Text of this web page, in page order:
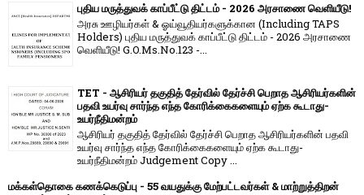
புதிய மருத்துவக் காப்பீட்டு திட்டம் - 2026 அரசாணை வெளியீடு!
அரசு ஊழியர்கள் & ஓய்வூதியர்களுக்கான (Including TAPS
Holders) புதிய மருத்துவக் காப்பீட்டு திட்டம் - 2026 அரசாணை
வெளியீடு! G.O.Ms.No.123 -...
TET - ஆசிரியர் தகுதித் தேர்வில் தேர்ச்சி பெறாத ஆசிரியர்களின்
பதவி உயர்வு சார்ந்த எந்த கோரிக்கைகளையும் ஏற்க கூடாது-
உயர்நீதிமன்றம்
ஆசிரியர் தகுதித் தேர்வில் தேர்ச்சி பெறாத ஆசிரியர்களின் பதவி
உயர்வு சார்ந்த எந்த கோரிக்கைகளையும் ஏற்க கூடாது-
உயர்நீதிமன்றம் Judgement Copy ...
மக்கள்தொகை கணக்கெடுப்பு - 55 வயதுக்கு மேற்பட்டவர்கள் & மாற்றுத்திறன்